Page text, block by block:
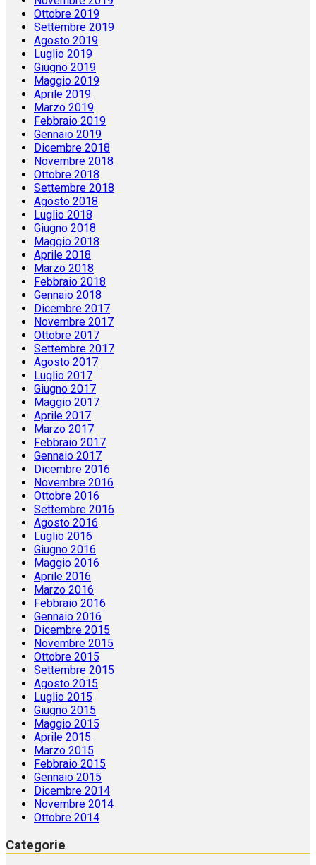
Ottobre 2019
Settembre 2019
Agosto 2019
Luglio 2019
Giugno 2019
Maggio 2019
Aprile 2019
Marzo 2019
Febbraio 2019
Gennaio 2019
Dicembre 2018
Novembre 2018
Ottobre 2018
Settembre 2018
Agosto 2018
Luglio 2018
Giugno 2018
Maggio 2018
Aprile 2018
Marzo 2018
Febbraio 2018
Gennaio 2018
Dicembre 2017
Novembre 2017
Ottobre 2017
Settembre 2017
Agosto 2017
Luglio 2017
Giugno 2017
Maggio 2017
Aprile 2017
Marzo 2017
Febbraio 2017
Gennaio 2017
Dicembre 2016
Novembre 2016
Ottobre 2016
Settembre 2016
Agosto 2016
Luglio 2016
Giugno 2016
Maggio 2016
Aprile 2016
Marzo 2016
Febbraio 2016
Gennaio 2016
Dicembre 2015
Novembre 2015
Ottobre 2015
Settembre 2015
Agosto 2015
Luglio 2015
Giugno 2015
Maggio 2015
Aprile 2015
Marzo 2015
Febbraio 2015
Gennaio 2015
Dicembre 2014
Novembre 2014
Ottobre 2014
Categorie